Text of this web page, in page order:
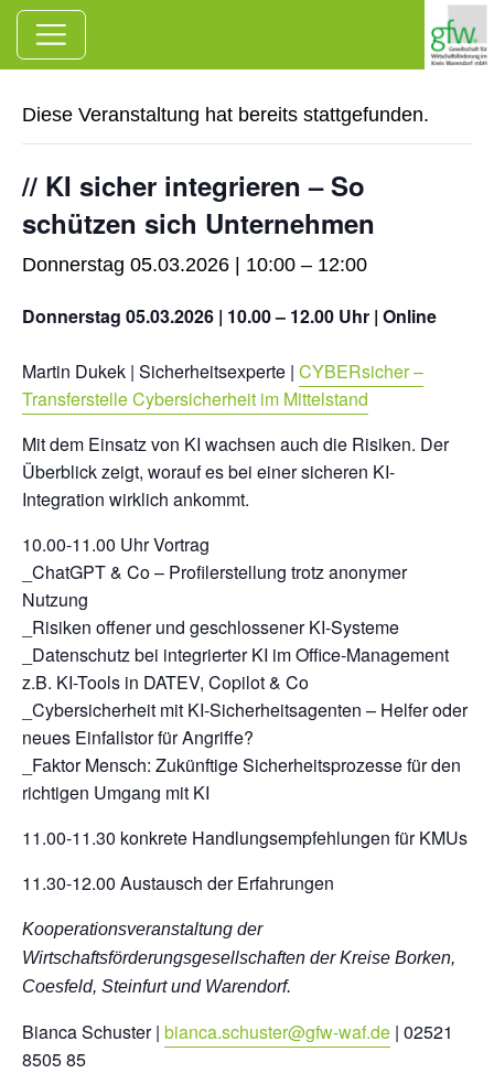
Zum Hauptinhalt springen
« Alle Veranstaltungen
Diese Veranstaltung hat bereits stattgefunden.
// KI sicher integrieren – So
schützen sich Unternehmen
Donnerstag 05.03.2026 | 10:00 – 12:00
Donnerstag 05.03.2026 | 10.00 – 12.00 Uhr | Online
Martin Dukek | Sicherheitsexperte | CYBERsicher –
Transferstelle Cybersicherheit im Mittelstand
Mit dem Einsatz von KI wachsen auch die Risiken. Der
Überblick zeigt, worauf es bei einer sicheren KI-
Integration wirklich ankommt.
10.00-11.00 Uhr Vortrag
_ChatGPT & Co – Profilerstellung trotz anonymer
Nutzung
_Risiken offener und geschlossener KI-Systeme
_Datenschutz bei integrierter KI im Office-Management
z.B. KI-Tools in DATEV, Copilot & Co
_Cybersicherheit mit KI-Sicherheitsagenten – Helfer oder
neues Einfallstor für Angriffe?
_Faktor Mensch: Zukünftige Sicherheitsprozesse für den
richtigen Umgang mit KI
11.00-11.30 konkrete Handlungsempfehlungen für KMUs
11.30-12.00 Austausch der Erfahrungen
Kooperationsveranstaltung der
Wirtschaftsförderungsgesellschaften der Kreise Borken,
Coesfeld, Steinfurt und Warendorf.
Bianca Schuster | bianca.schuster@gfw-waf.de | 02521
8505 85